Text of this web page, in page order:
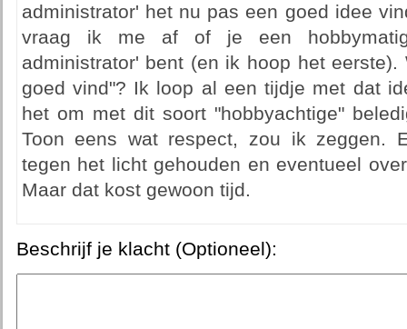
administrator' het nu pas een goed idee
vraag ik me af of je een
administrator' bent (en ik hoop het
goed vind"? Ik loop al een tijdje met dat
het om met dit soort "hobbyachtige"
Toon eens wat respect, zou ik zeggen.
tegen het licht gehouden en eventueel
Maar dat kost gewoon tijd.
Beschrijf je klacht (Optioneel):